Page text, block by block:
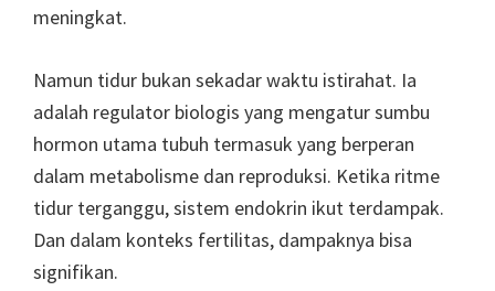
meningkat.
Namun tidur bukan sekadar waktu istirahat. Ia
adalah regulator biologis yang mengatur sumbu
hormon utama tubuh termasuk yang berperan
dalam metabolisme dan reproduksi. Ketika ritme
tidur terganggu, sistem endokrin ikut terdampak.
Dan dalam konteks fertilitas, dampaknya bisa
signifikan.